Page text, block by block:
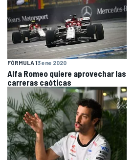
FÓRMULA 13 ene 2020
Alfa Romeo quiere aprovechar las
carreras caóticas